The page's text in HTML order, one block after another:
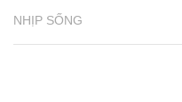
NHỊP SỐNG